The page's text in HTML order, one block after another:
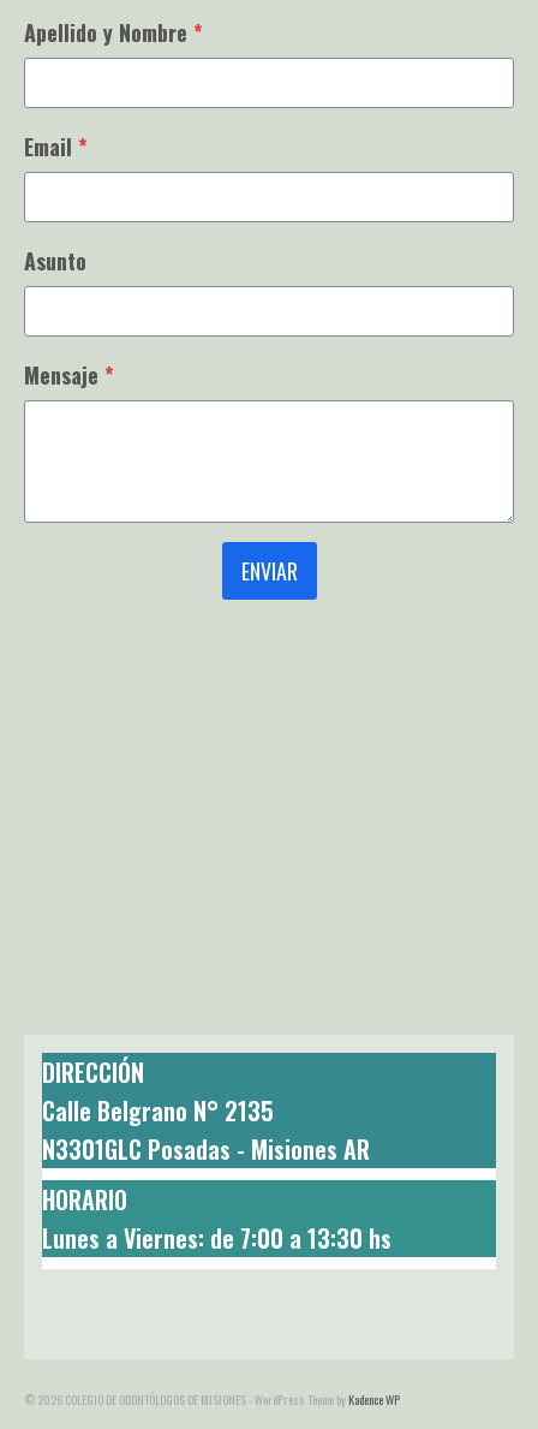
Apellido y Nombre *
Email *
Asunto
Mensaje *
ENVIAR
DIRECCIÓN
Calle Belgrano N° 2135
N3301GLC Posadas - Misiones AR
HORARIO
Lunes a Viernes: de 7:00 a 13:30 hs
© 2026 COLEGIO DE ODONTÓLOGOS DE MISIONES - WordPress Theme by Kadence WP